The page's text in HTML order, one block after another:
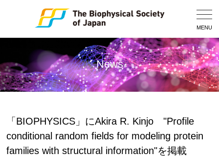
MENU
News
「BIOPHYSICS」にAkira R. Kinjo "Profile
conditional random fields for modeling protein
families with structural information"を掲載